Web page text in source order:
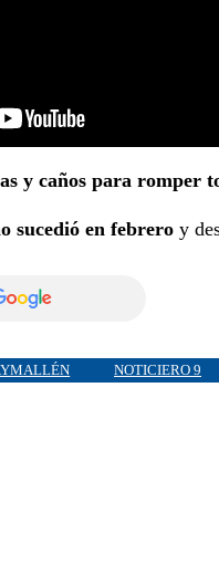
y caños para romper
sucedió en febrero y
NOTICIERO 9